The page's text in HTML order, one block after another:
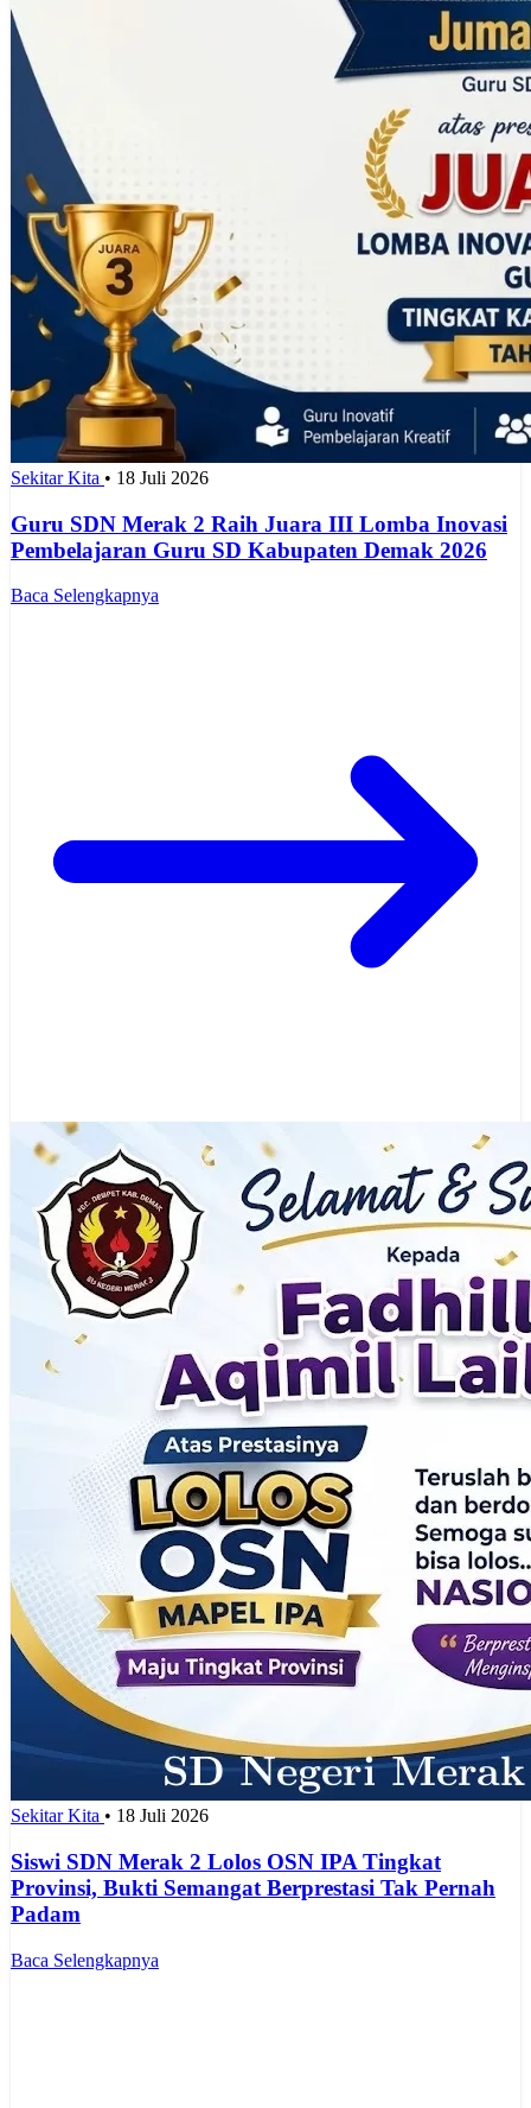
Sekitar Kita • 18 Juli 2026
Guru SDN Merak 2 Raih Juara III Lomba Inovasi
Pembelajaran Guru SD Kabupaten Demak 2026
Baca Selengkapnya
Sekitar Kita • 18 Juli 2026
Siswi SDN Merak 2 Lolos OSN IPA Tingkat
Provinsi, Bukti Semangat Berprestasi Tak Pernah
Padam
Baca Selengkapnya